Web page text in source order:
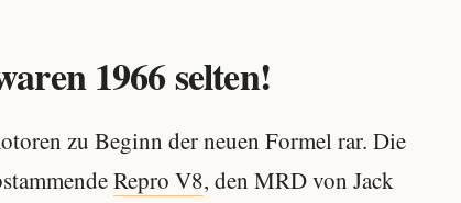
1966 selten!
zu Beginn der neuen Formel rar. Die
Repro V8, den MRD von Jack